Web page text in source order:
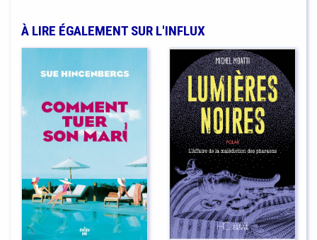
À LIRE ÉGALEMENT SUR L'INFLUX